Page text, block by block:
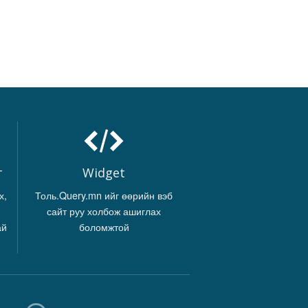
Widget
Толь.Query.mn ийг өөрийн вэб
сайт руу холбож ашиглах
боломжтой